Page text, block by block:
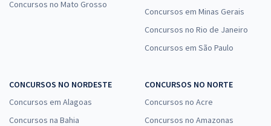
Concursos no Mato Grosso
Concursos em Minas Gerais
Concursos no Rio de Janeiro
Concursos em São Paulo
CONCURSOS NO NORDESTE
Concursos em Alagoas
Concursos na Bahia
CONCURSOS NO NORTE
Concursos no Acre
Concursos no Amazonas